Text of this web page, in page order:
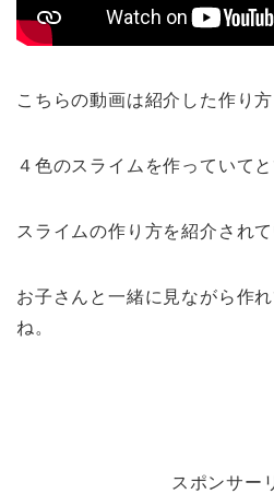
こちらの動画は紹介した作り
４色のスライムを作っていて
スライムの作り方を紹介されて
お子さんと一緒に見ながら作
ね。
スポンサー